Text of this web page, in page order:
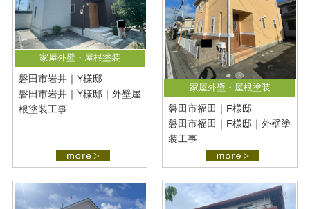
家屋外壁・屋根塗装
磐田市岩井｜Y様邸
磐田市岩井｜Y様邸｜外壁屋
根塗装工事
家屋外壁・屋根塗装
磐田市福田｜F様邸
磐田市福田｜F様邸｜外壁塗
装工事